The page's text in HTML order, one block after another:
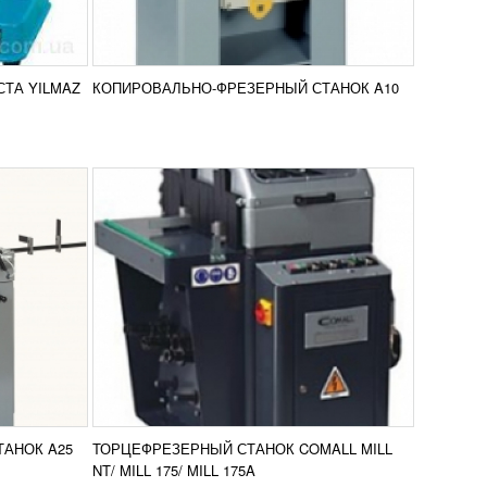
YILMAZ
КОПИРОВАЛЬНО-ФРЕЗЕРНЫЙ СТАНОК A10
из
A25
Торцефрезерный станок используется
для выполнения сложной обработки
всех типов профилей в производстве
окон и дверей. Режущий механизм
подается...
ПОДРОБНЕЕ
Добавить в
сравнение
ТОРЦЕФРЕЗЕРНЫЙ СТАНОК COMALL MILL
NT/ MILL 175/ MILL 175A
MILL
ив
ТОРЦЕФРЕЗЕРНЫЙ СТАНОК
COMALL MILL 200
УЗНАТЬ ЦЕНУ
Торцефрезерный станок Comall MILL
200 используется для выполнения
сложной обработки всех типов
профилей в производстве окон и
дверей. Режущий...
ПОДРОБНЕЕ сравнение